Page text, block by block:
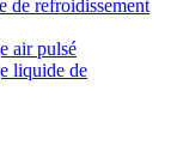
de refroidissement
air pulsé
liquide de